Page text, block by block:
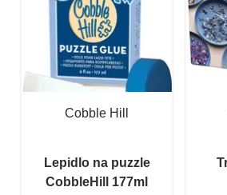
Cobble Hill
Lepidlo na puzzle
CobbleHill 177ml